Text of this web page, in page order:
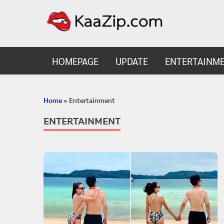
HOMEPAGE UPDATE
Home» Entertainment
ENTERTAINMENT